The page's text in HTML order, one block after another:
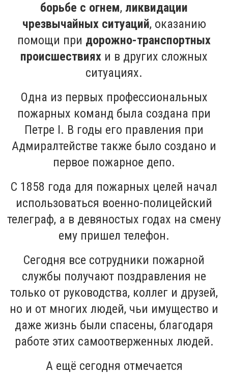
борьбе с огнем, ликвидации
чрезвычайных ситуаций, оказанию
помощи при дорожно-транспортных
происшествиях и в других сложных
ситуациях.
Одна из первых профессиональных
пожарных команд была создана при
Петре I. В годы его правления при
Адмиралтействе также было создано и
первое пожарное депо.
С 1858 года для пожарных целей начал
использоваться военно-полицейский
телеграф, а в девяностых годах на смену
ему пришел телефон.
Сегодня все сотрудники пожарной
службы получают поздравления не
только от руководства, коллег и друзей,
но и от многих людей, чьи имущество и
даже жизнь были спасены, благодаря
работе этих самоотверженных людей.
А ещё сегодня отмечается